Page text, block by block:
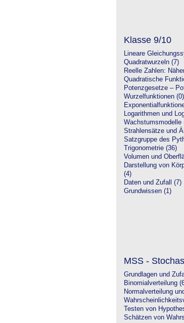
Klasse 9/10
Lineare
Quadratwurzeln (7)
Reelle Zahlen:
Quadratische
Potenzgesetze –
Wurzelfunktionen (0)
Logarithmen und
Wachstumsmodelle
Strahlensätze und
Satzgruppe des
Trigonometrie (36)
Volumen und
Darstellung von
(4)
Daten und Zufall (7)
Grundwissen (1)
MSS -
Grundlagen und
Binomialverteilung
Normalverteilung
Testen von
Schätzen von